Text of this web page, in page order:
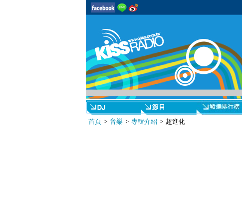
首頁> 音樂> 專輯介紹 > 超進化